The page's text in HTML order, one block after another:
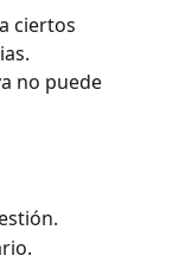
ciertos
no puede